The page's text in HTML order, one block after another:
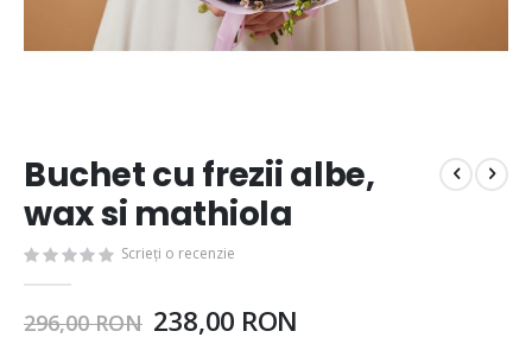
Buchet cu frezii albe,
wax si mathiola
Scrieți o recenzie
296,00 RON 238,00 RON